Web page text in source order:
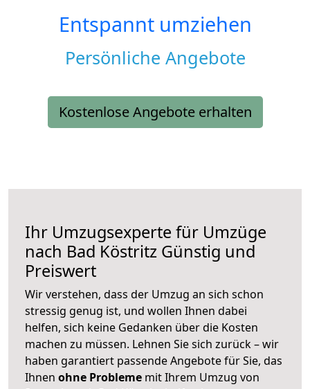
Entspannt umziehen
Persönliche Angebote
Kostenlose Angebote erhalten
Ihr Umzugsexperte für Umzüge
nach Bad Köstritz Günstig und
Preiswert
Wir verstehen, dass der Umzug an sich schon
stressig genug ist, und wollen Ihnen dabei
helfen, sich keine Gedanken über die Kosten
machen zu müssen. Lehnen Sie sich zurück – wir
haben garantiert passende Angebote für Sie, das
Ihnen ohne Probleme mit Ihrem Umzug von